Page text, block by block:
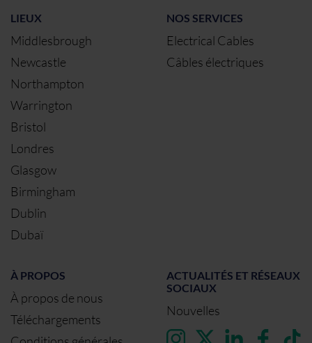
LIEUX
Middlesbrough
Newcastle
Northampton
Warrington
Bristol
Londres
Glasgow
Birmingham
Dublin
Dubaï
NOS SERVICES
Electrical Cables
Câbles électriques
À PROPOS
À propos de nous
Téléchargements
ACTUALITÉS ET RÉSEAUX
SOCIAUX
Nouvelles